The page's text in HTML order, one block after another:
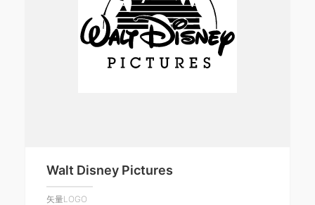
Walt Disney Pictures
矢量LOGO